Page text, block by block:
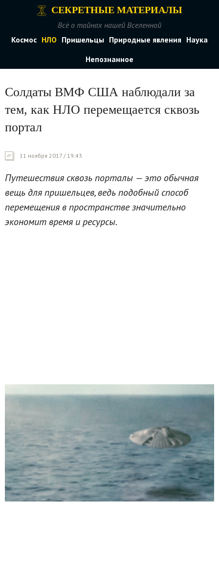
СЕКРЕТНЫЕ МАТЕРИАЛЫ
Всё о тайнах нашей Вселенной
Космос НЛО Пришельцы Природные явления Наука
Непознанное
Солдаты ВМФ США наблюдали за
тем, как НЛО перемещается сквозь
портал
11 ноября 2017 / 19:43
Путешествия сквозь порталы — это обычная
вещь для пришельцев, ведь подобный способ
перемещения в пространстве значительно
экономит время и ресурсы.